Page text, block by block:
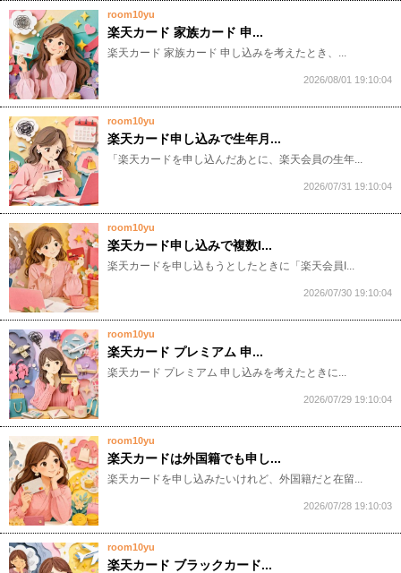
room10yu
楽天カード 家族カード 申...
​​​​​楽天カード 家族カード 申し込みを考えたとき、...
2026/08/01 19:10:04
room10yu
楽天カード申し込みで生年月...
​​​​​「楽天カードを申し込んだあとに、楽天会員の生年...
2026/07/31 19:10:04
room10yu
楽天カード申し込みで複数I...
​​​​​楽天カードを申し込もうとしたときに「楽天会員I...
2026/07/30 19:10:04
room10yu
楽天カード プレミアム 申...
​​​​​楽天カード プレミアム 申し込みを考えたときに...
2026/07/29 19:10:04
room10yu
楽天カードは外国籍でも申し...
​​​​​楽天カードを申し込みたいけれど、外国籍だと在留...
2026/07/28 19:10:03
room10yu
楽天カード ブラックカード...